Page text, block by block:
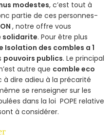
modestes, c’est tout à
partie de ces personnes-
, notre offre vous
solidarite. Pour être plus
Isolation des combles a 1
pouvoirs publics. Le principal
autre que comble eco
à dire adieu à la précarité
se renseigner sur les
dans la loi POPE relative
à considérer.